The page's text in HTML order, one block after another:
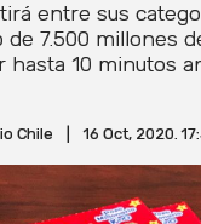
entre sus
7.500 millones
hasta 10 minutos
Chile 16 Oct, 2020.